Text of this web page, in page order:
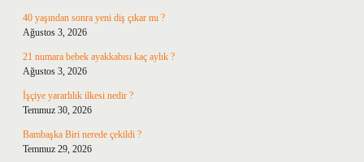
40 yaşından sonra yeni diş çıkar mı ?
Ağustos 3, 2026
21 numara bebek ayakkabısı kaç aylık ?
Ağustos 3, 2026
İşçiye yararlılık ilkesi nedir ?
Temmuz 30, 2026
Bambaşka Biri nerede çekildi ?
Temmuz 29, 2026